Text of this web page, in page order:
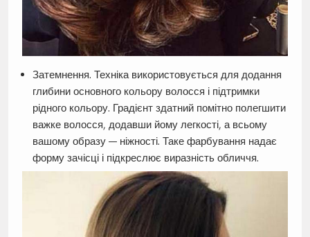
Затемнення. Техніка використовується для додання
глибини основного кольору волосся і підтримки
рідного кольору. Градієнт здатний помітно полегшити
важке волосся, додавши йому легкості, а всьому
вашому образу — ніжності. Таке фарбування надає
форму зачісці і підкреслює виразність обличчя.